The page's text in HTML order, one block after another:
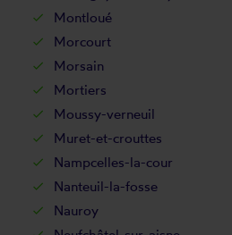
Montloué
Morcourt
Morsain
Mortiers
Moussy-verneuil
Muret-et-crouttes
Nampcelles-la-cour
Nanteuil-la-fosse
Nauroy